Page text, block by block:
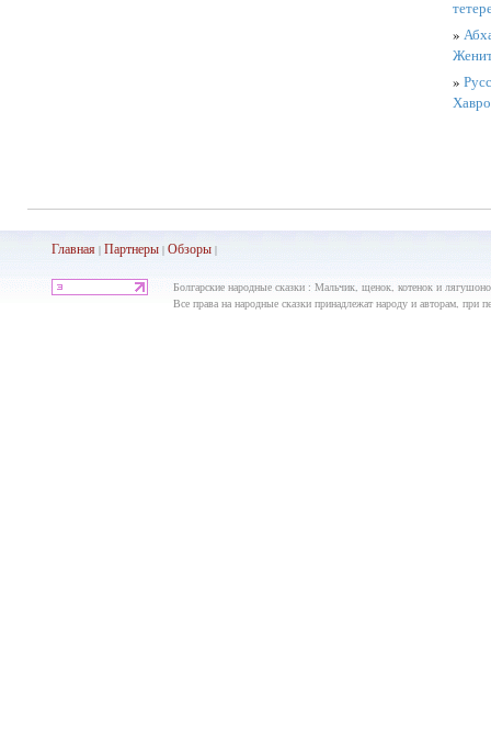
»
»
Главная| Партнеры| Обзоры|
Болгарские народные сказки : Мальчик, щенок, котенок и
Все права на народные сказки принадлежат народу и авторам, при